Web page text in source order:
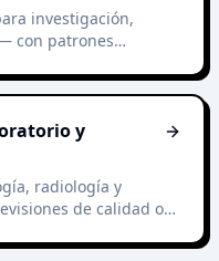
investigación,
con patrones
y
radiología y
de calidad o